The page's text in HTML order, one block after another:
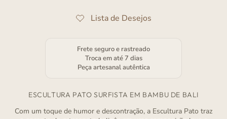
Frete seguro e rastreado
Troca em até 7 dias
Peça artesanal autêntica
ESCULTURA PATO SURFISTA EM BAMBU DE BALI
Com um toque de humor e descontração, a Escultura Pato traz